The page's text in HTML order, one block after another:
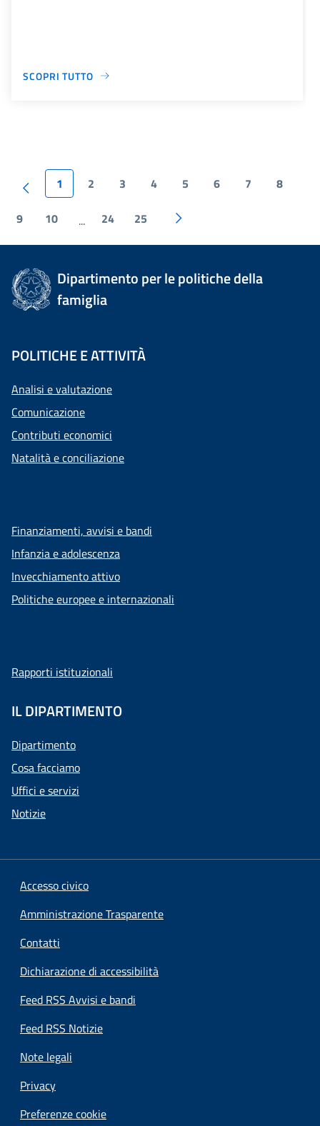
SCOPRI TUTTO
1 2 3 4 5 6 7 8
9 10 ... 24 25
Dipartimento per le politiche della
famiglia
POLITICHE E ATTIVITÀ
Analisi e valutazione
Comunicazione
Contributi economici
Natalità e conciliazione
Finanziamenti, avvisi e bandi
Infanzia e adolescenza
Invecchiamento attivo
Politiche europee e internazionali
Rapporti istituzionali
IL DIPARTIMENTO
Dipartimento
Cosa facciamo
Uffici e servizi
Notizie
Accesso civico
Amministrazione Trasparente
Contatti
Dichiarazione di accessibilità
Feed RSS Avvisi e bandi
Feed RSS Notizie
Note legali
Privacy
Preferenze cookie